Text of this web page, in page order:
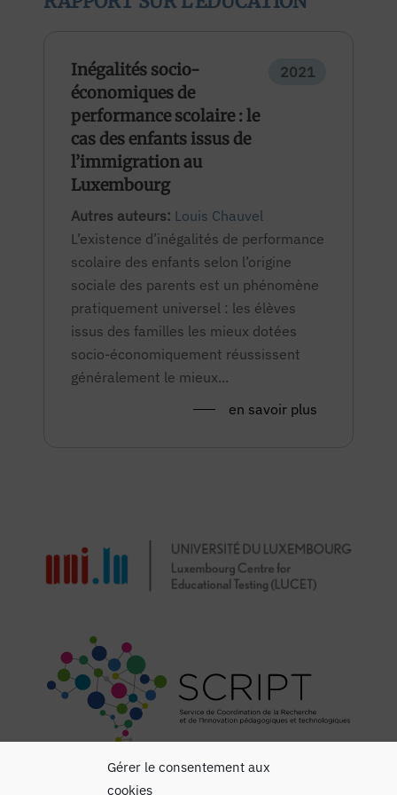
Gérer le consentement aux
cookies
Inégalités socio-
économiques de
performance scolaire : le
cas des enfants issus de
l’immigration au
Luxembourg
2021
Autres auteurs: Louis Chauvel
L’existence d’inégalités de performance
scolaire des enfants selon l’origine
sociale des parents est un phénomène
pratiquement universel : les élèves
issus des familles les mieux dotées
socio-économiquement réussissent
généralement le mieux...
en savoir plus